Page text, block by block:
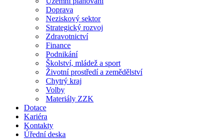
Doprava
Neziskový sektor
Strategický rozvoj
Zdravotnictví
Finance
Podnikání
Školství, mládež a sport
Životní prostředí a zemědělství
Chytrý kraj
Volby
Materiály ZZK
Dotace
Kariéra
Kontakty
Úřední deska